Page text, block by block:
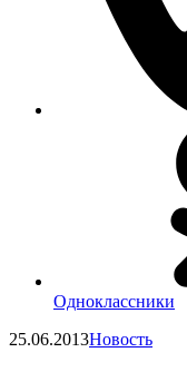
Одноклассники
25.06.2013Новость